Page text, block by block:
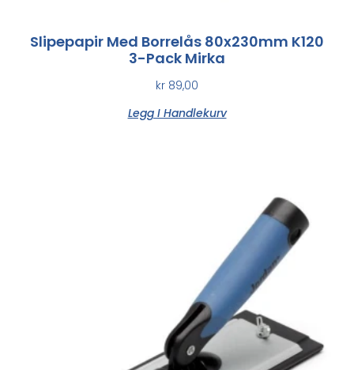
Slipepapir Med Borrelås 80x230mm K120
3-Pack Mirka
kr 89,00
Legg I Handlekurv